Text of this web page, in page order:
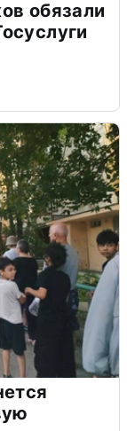
обязали